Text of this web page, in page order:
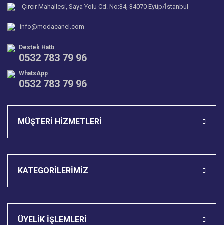
Çırçır Mahallesi, Saya Yolu Cd. No:34, 34070 Eyüp/İstanbul
info@modacanel.com
Destek Hattı
0532 783 79 96
WhatsApp
0532 783 79 96
MÜŞTERİ HİZMETLERİ
KATEGORİLERİMİZ
ÜYELİK İŞLEMLERİ